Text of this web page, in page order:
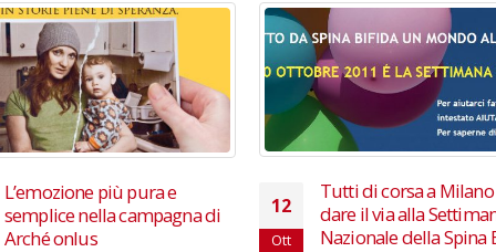
Tutti di corsa a Milano per
dare il via alla Settimana
Nazionale della Spina Bifida
06
Mar
Apre la nuova
Creativa
Art Elisa Roncoroni e
Roberto Caselli Nata
consolidata
Elisa Roncoroni e
una...
leggi di più